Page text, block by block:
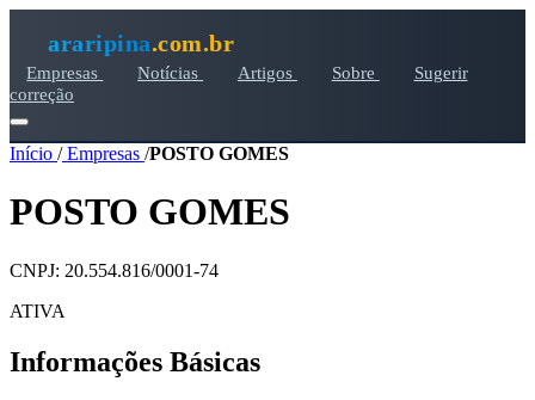
araripina.com.br
Empresas Notícias Artigos Sobre
Sugerir
correção
Início /Empresas /POSTO GOMES
POSTO GOMES
CNPJ: 20.554.816/0001-74
ATIVA
Informações Básicas